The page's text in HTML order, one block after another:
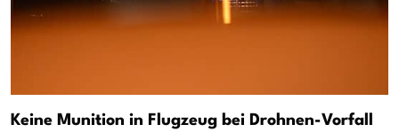
Keine Munition in Flugzeug bei Drohnen-Vorfall